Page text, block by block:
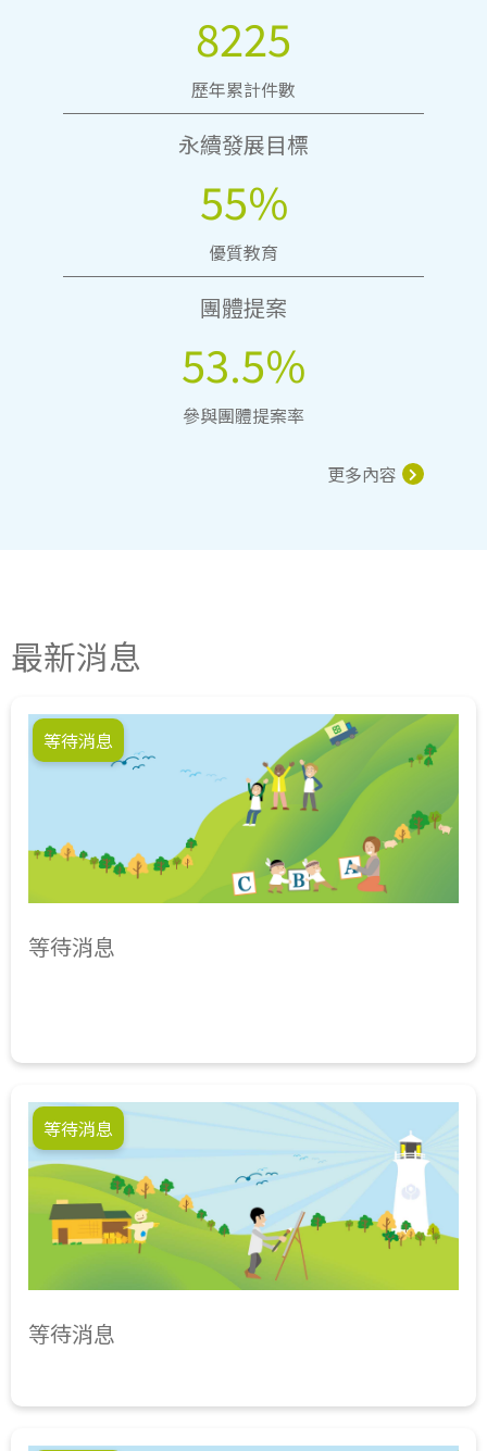
8225
歷年累計件數
永續發展目標
55%
優質教育
團體提案
53.5%
參與團體提案率
更多內容
最新消息
等待消息
等待消息
等待消息
等待消息